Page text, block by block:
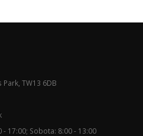
TW13 6DB
- 17:00; Sobota: 8:00 - 13:00